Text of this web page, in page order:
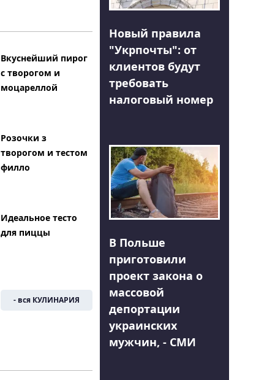
Вкуснейший пирог
с творогом и
моцареллой
Розочки з
творогом и тестом
филло
Идеальное тесто
для пиццы
- вся КУЛИНАРИЯ
Новый правила
"Укрпочты": от
клиентов будут
требовать
налоговый номер
В Польше
приготовили
проект закона о
массовой
депортации
украинских
мужчин, - СМИ